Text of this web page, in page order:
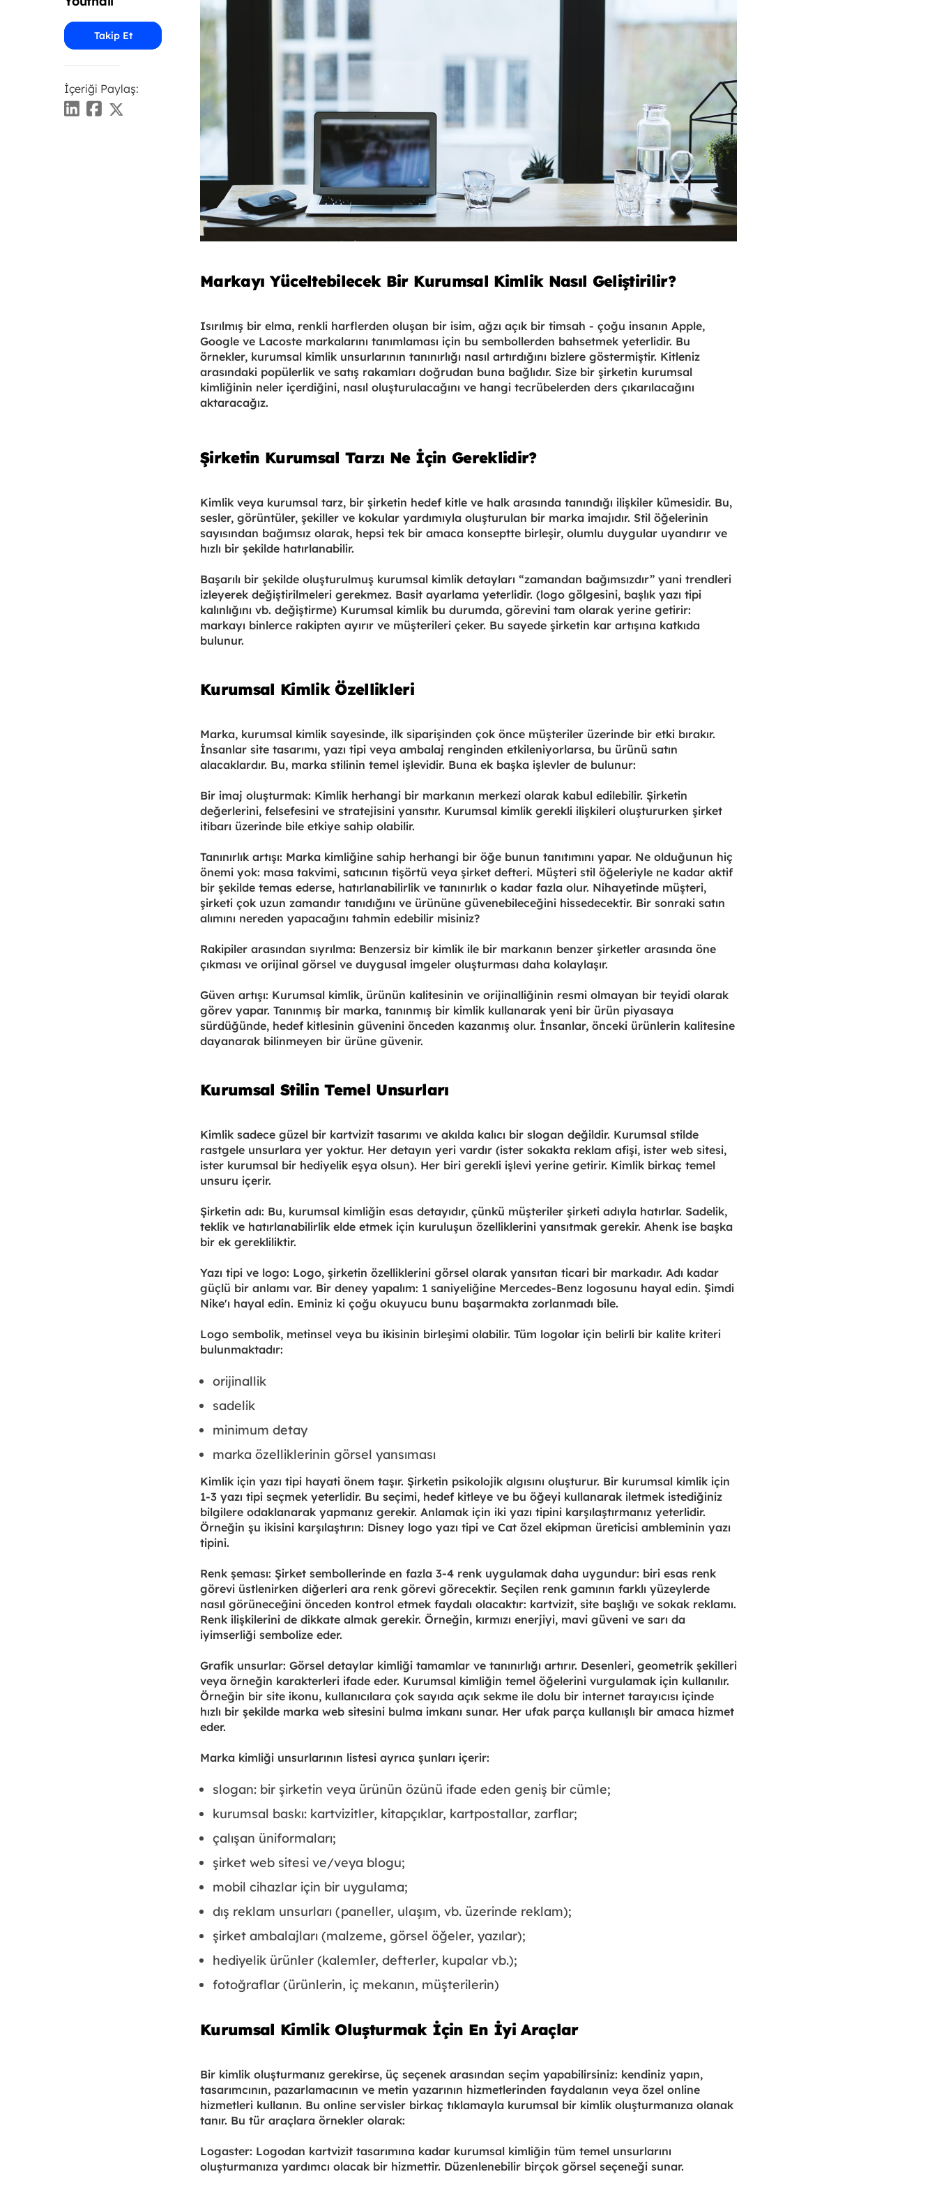
Takip Et
İçeriği Paylaş:
Markayı Yüceltebilecek Bir Kurumsal Kimlik Nasıl Geliştirilir?
Isırılmış bir elma, renkli harflerden oluşan bir isim, ağzı açık bir timsah - çoğu insanın Apple,
Google ve Lacoste markalarını tanımlaması için bu sembollerden bahsetmek yeterlidir. Bu
örnekler, kurumsal kimlik unsurlarının tanınırlığı nasıl artırdığını bizlere göstermiştir. Kitleniz
arasındaki popülerlik ve satış rakamları doğrudan buna bağlıdır. Size bir şirketin kurumsal
kimliğinin neler içerdiğini, nasıl oluşturulacağını ve hangi tecrübelerden ders çıkarılacağını
aktaracağız.
Şirketin Kurumsal Tarzı Ne İçin Gereklidir?
Kimlik veya kurumsal tarz, bir şirketin hedef kitle ve halk arasında tanındığı ilişkiler kümesidir. Bu,
sesler, görüntüler, şekiller ve kokular yardımıyla oluşturulan bir marka imajıdır. Stil öğelerinin
sayısından bağımsız olarak, hepsi tek bir amaca konseptte birleşir, olumlu duygular uyandırır ve
hızlı bir şekilde hatırlanabilir.
Başarılı bir şekilde oluşturulmuş kurumsal kimlik detayları “zamandan bağımsızdır” yani trendleri
izleyerek değiştirilmeleri gerekmez. Basit ayarlama yeterlidir. (logo gölgesini, başlık yazı tipi
kalınlığını vb. değiştirme) Kurumsal kimlik bu durumda, görevini tam olarak yerine getirir:
markayı binlerce rakipten ayırır ve müşterileri çeker. Bu sayede şirketin kar artışına katkıda
bulunur.
Kurumsal Kimlik Özellikleri
Marka, kurumsal kimlik sayesinde, ilk siparişinden çok önce müşteriler üzerinde bir etki bırakır.
İnsanlar site tasarımı, yazı tipi veya ambalaj renginden etkileniyorlarsa, bu ürünü satın
alacaklardır. Bu, marka stilinin temel işlevidir. Buna ek başka işlevler de bulunur:
Bir imaj oluşturmak: Kimlik herhangi bir markanın merkezi olarak kabul edilebilir. Şirketin
değerlerini, felsefesini ve stratejisini yansıtır. Kurumsal kimlik gerekli ilişkileri oluştururken şirket
itibarı üzerinde bile etkiye sahip olabilir.
Tanınırlık artışı: Marka kimliğine sahip herhangi bir öğe bunun tanıtımını yapar. Ne olduğunun hiç
önemi yok: masa takvimi, satıcının tişörtü veya şirket defteri. Müşteri stil öğeleriyle ne kadar aktif
bir şekilde temas ederse, hatırlanabilirlik ve tanınırlık o kadar fazla olur. Nihayetinde müşteri,
şirketi çok uzun zamandır tanıdığını ve ürününe güvenebileceğini hissedecektir. Bir sonraki satın
alımını nereden yapacağını tahmin edebilir misiniz?
Rakipiler arasından sıyrılma: Benzersiz bir kimlik ile bir markanın benzer şirketler arasında öne
çıkması ve orijinal görsel ve duygusal imgeler oluşturması daha kolaylaşır.
Güven artışı: Kurumsal kimlik, ürünün kalitesinin ve orijinalliğinin resmi olmayan bir teyidi olarak
görev yapar. Tanınmış bir marka, tanınmış bir kimlik kullanarak yeni bir ürün piyasaya
sürdüğünde, hedef kitlesinin güvenini önceden kazanmış olur. İnsanlar, önceki ürünlerin kalitesine
dayanarak bilinmeyen bir ürüne güvenir.
Kurumsal Stilin Temel Unsurları
Kimlik sadece güzel bir kartvizit tasarımı ve akılda kalıcı bir slogan değildir. Kurumsal stilde
rastgele unsurlara yer yoktur. Her detayın yeri vardır (ister sokakta reklam afişi, ister web sitesi,
ister kurumsal bir hediyelik eşya olsun). Her biri gerekli işlevi yerine getirir. Kimlik birkaç temel
unsuru içerir.
Şirketin adı: Bu, kurumsal kimliğin esas detayıdır, çünkü müşteriler şirketi adıyla hatırlar. Sadelik,
teklik ve hatırlanabilirlik elde etmek için kuruluşun özelliklerini yansıtmak gerekir. Ahenk ise başka
bir ek gerekliliktir.
Yazı tipi ve logo: Logo, şirketin özelliklerini görsel olarak yansıtan ticari bir markadır. Adı kadar
güçlü bir anlamı var. Bir deney yapalım: 1 saniyeliğine Mercedes-Benz logosunu hayal edin. Şimdi
Nike'ı hayal edin. Eminiz ki çoğu okuyucu bunu başarmakta zorlanmadı bile.
Logo sembolik, metinsel veya bu ikisinin birleşimi olabilir. Tüm logolar için belirli bir kalite kriteri
bulunmaktadır:
orijinallik
sadelik
minimum detay
marka özelliklerinin görsel yansıması
Kimlik için yazı tipi hayati önem taşır. Şirketin psikolojik algısını oluşturur. Bir kurumsal kimlik için
1-3 yazı tipi seçmek yeterlidir. Bu seçimi, hedef kitleye ve bu öğeyi kullanarak iletmek istediğiniz
bilgilere odaklanarak yapmanız gerekir. Anlamak için iki yazı tipini karşılaştırmanız yeterlidir.
Örneğin şu ikisini karşılaştırın: Disney logo yazı tipi ve Cat özel ekipman üreticisi ambleminin yazı
tipini.
Renk şeması: Şirket sembollerinde en fazla 3-4 renk uygulamak daha uygundur: biri esas renk
görevi üstlenirken diğerleri ara renk görevi görecektir. Seçilen renk gamının farklı yüzeylerde
nasıl görüneceğini önceden kontrol etmek faydalı olacaktır: kartvizit, site başlığı ve sokak reklamı.
Renk ilişkilerini de dikkate almak gerekir. Örneğin, kırmızı enerjiyi, mavi güveni ve sarı da
iyimserliği sembolize eder.
Grafik unsurlar: Görsel detaylar kimliği tamamlar ve tanınırlığı artırır. Desenleri, geometrik şekilleri
veya örneğin karakterleri ifade eder. Kurumsal kimliğin temel öğelerini vurgulamak için kullanılır.
Örneğin bir site ikonu, kullanıcılara çok sayıda açık sekme ile dolu bir internet tarayıcısı içinde
hızlı bir şekilde marka web sitesini bulma imkanı sunar. Her ufak parça kullanışlı bir amaca hizmet
eder.
Marka kimliği unsurlarının listesi ayrıca şunları içerir:
slogan: bir şirketin veya ürünün özünü ifade eden geniş bir cümle;
kurumsal baskı: kartvizitler, kitapçıklar, kartpostallar, zarflar;
çalışan üniformaları;
şirket web sitesi ve/veya blogu;
mobil cihazlar için bir uygulama;
dış reklam unsurları (paneller, ulaşım, vb. üzerinde reklam);
şirket ambalajları (malzeme, görsel öğeler, yazılar);
hediyelik ürünler (kalemler, defterler, kupalar vb.);
fotoğraflar (ürünlerin, iç mekanın, müşterilerin)
Kurumsal Kimlik Oluşturmak İçin En İyi Araçlar
Bir kimlik oluşturmanız gerekirse, üç seçenek arasından seçim yapabilirsiniz: kendiniz yapın,
tasarımcının, pazarlamacının ve metin yazarının hizmetlerinden faydalanın veya özel online
hizmetleri kullanın. Bu online servisler birkaç tıklamayla kurumsal bir kimlik oluşturmanıza olanak
tanır. Bu tür araçlara örnekler olarak:
Logaster: Logodan kartvizit tasarımına kadar kurumsal kimliğin tüm temel unsurlarını
oluşturmanıza yardımcı olacak bir hizmettir. Düzenlenebilir birçok görsel seçeneği sunar.